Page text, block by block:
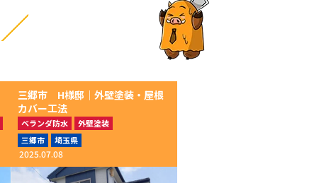
三郷市 H様邸│外壁塗装・屋根
カバー工法
2025.07.08
ベランダ防水
外壁塗装
屋根カバー工法
三郷市 埼玉県